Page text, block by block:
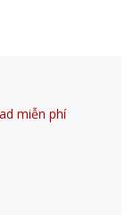
miễn phí